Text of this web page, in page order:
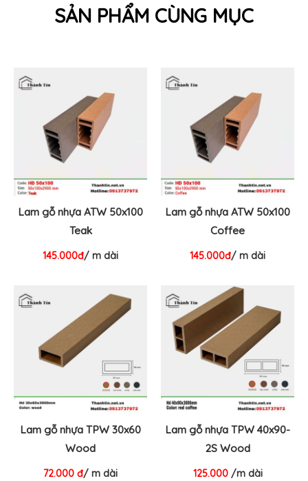
SẢN PHẨM CÙNG MỤC
Lam gỗ nhựa ATW 50x100
Teak
145.000đ/ m dài
Lam gỗ nhựa ATW 50x100
Coffee
145.000đ/ m dài
Lam gỗ nhựa TPW 30x60
Wood
72.000 đ/ m dài
Lam gỗ nhựa TPW 40x90-
2S Wood
125.000/m dài